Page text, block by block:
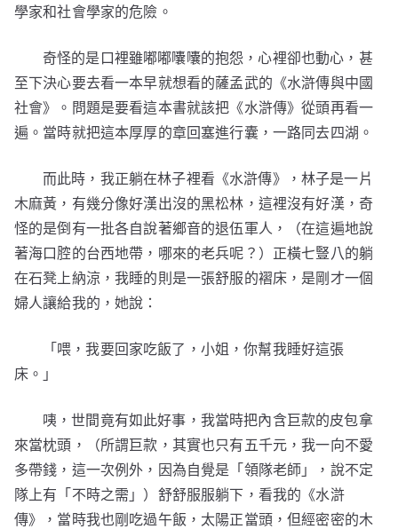
學家和社會學家的危險。
奇怪的是口裡雖嘟嘟囔囔的抱怨，心裡卻也動心，甚
至下決心要去看一本早就想看的薩孟武的《水滸傳與中國
社會》。問題是要看這本書就該把《水滸傳》從頭再看一
遍。當時就把這本厚厚的章回塞進行囊，一路同去四湖。
而此時，我正躺在林子裡看《水滸傳》，林子是一片
木麻黃，有幾分像好漢出沒的黑松林，這裡沒有好漢，奇
怪的是倒有一批各自說著鄉音的退伍軍人，（在這遍地說
著海口腔的台西地帶，哪來的老兵呢？）正橫七豎八的躺
在石凳上納涼，我睡的則是一張舒服的褶床，是剛才一個
婦人讓給我的，她說：
「喂，我要回家吃飯了，小姐，你幫我睡好這張
床。」
咦，世間竟有如此好事，我當時把內含巨款的皮包拿
來當枕頭，（所謂巨款，其實也只有五千元，我一向不愛
多帶錢，這一次例外，因為自覺是「領隊老師」，說不定
隊上有「不時之需」）舒舒服服躺下，看我的《水滸
傳》，當時我也剛吃過午飯，太陽正當頭，但經密密的木